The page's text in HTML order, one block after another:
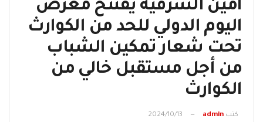
أمين الشرقية يفتتح معرض
اليوم الدولي للحد من الكوارث
تحت شعار تمكين الشباب
من أجل مستقبل خالي من
الكوارث
كتب admin
2024/10/13